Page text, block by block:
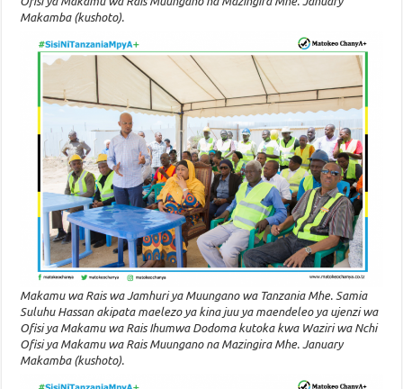
Makamba (kushoto).
Makamu wa Rais wa Jamhuri ya Muungano wa Tanzania Mhe. Samia
Suluhu Hassan akipata maelezo ya kina juu ya maendeleo ya ujenzi wa
Ofisi ya Makamu wa Rais Ihumwa Dodoma kutoka kwa Waziri wa Nchi
Ofisi ya Makamu wa Rais Muungano na Mazingira Mhe. January
Makamba (kushoto).